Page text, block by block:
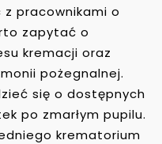
pracownikami o
zapytać o
kremacji oraz
pożegnalnej.
się o dostępnych
po zmarłym pupilu.
krematorium